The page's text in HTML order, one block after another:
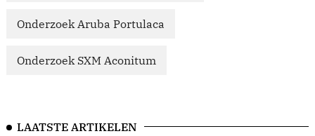
Onderzoek Aruba Portulaca
Onderzoek SXM Aconitum
LAATSTE ARTIKELEN